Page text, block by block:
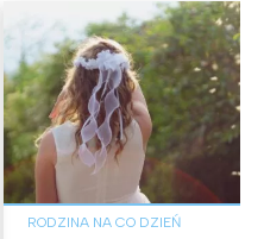
RODZINA NA CO DZIEŃ